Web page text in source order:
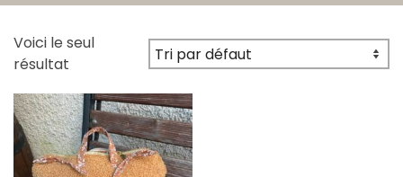
Voici le seul
résultat